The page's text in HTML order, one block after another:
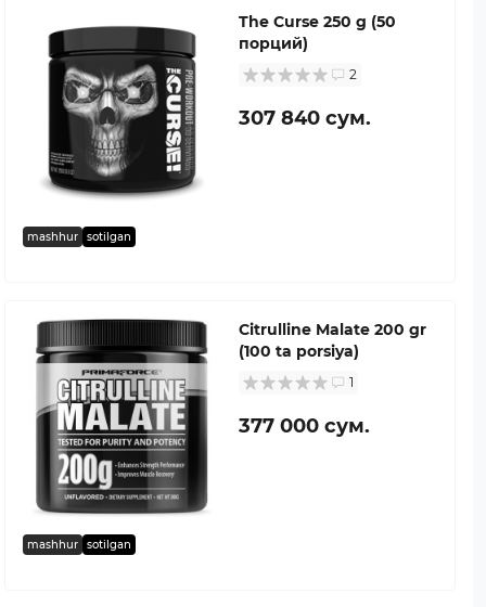
mashhur sotilgan
The Curse 250 g (50
порций)
2
307 840 сум.
mashhur sotilgan
Citrulline Malate 200 gr
(100 ta porsiya)
1
377 000 сум.